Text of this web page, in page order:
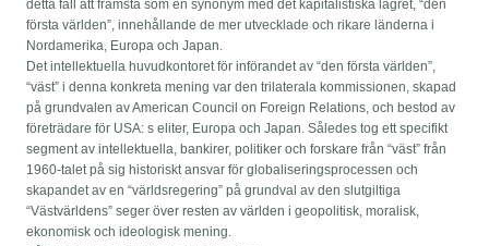
detta fall att framstå som en synonym med det kapitalistiska lägret, “den
första världen”, innehållande de mer utvecklade och rikare länderna i
Nordamerika, Europa och Japan.
Det intellektuella huvudkontoret för införandet av “den första världen”,
“väst” i denna konkreta mening var den trilaterala kommissionen, skapad
på grundvalen av American Council on Foreign Relations, och bestod av
företrädare för USA: s eliter, Europa och Japan. Således tog ett specifikt
segment av intellektuella, bankirer, politiker och forskare från “väst” från
1960-talet på sig historiskt ansvar för globaliseringsprocessen och
skapandet av en “världsregering” på grundval av den slutgiltiga
“Västvärldens” seger över resten av världen i geopolitisk, moralisk,
ekonomisk och ideologisk mening.